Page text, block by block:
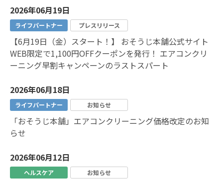
2026年06月19日
ライフパートナー プレスリリース
【6月19日（金）スタート！】 おそうじ本舗公式サイト
WEB限定で1,100円OFFクーポンを発行！ エアコンクリ
ーニング早割キャンペーンのラストスパート
2026年06月18日
ライフパートナー お知らせ
「おそうじ本舗」エアコンクリーニング価格改定のお知
らせ
2026年06月12日
ヘルスケア お知らせ